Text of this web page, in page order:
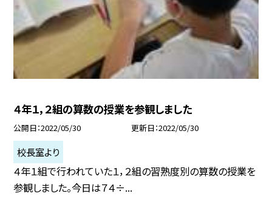
４年１，２組の算数の授業を参観しました
公開日 2022/05/30 更新日 2022/05/30
校長室より
４年１組で行われていた１，２組の習熟度別の算数の授業を
参観しました。今日は７４÷...